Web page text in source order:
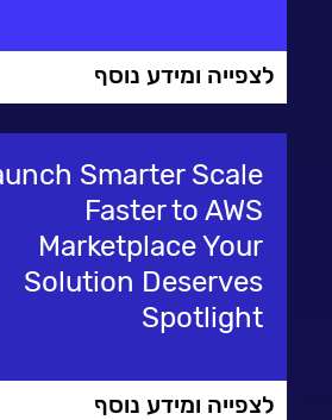
לצפייה ומידע נוסף
Smarter Scale
Faster to AWS
Marketplace Your
Solution Deserves
Spotlight
לצפייה ומידע נוסף